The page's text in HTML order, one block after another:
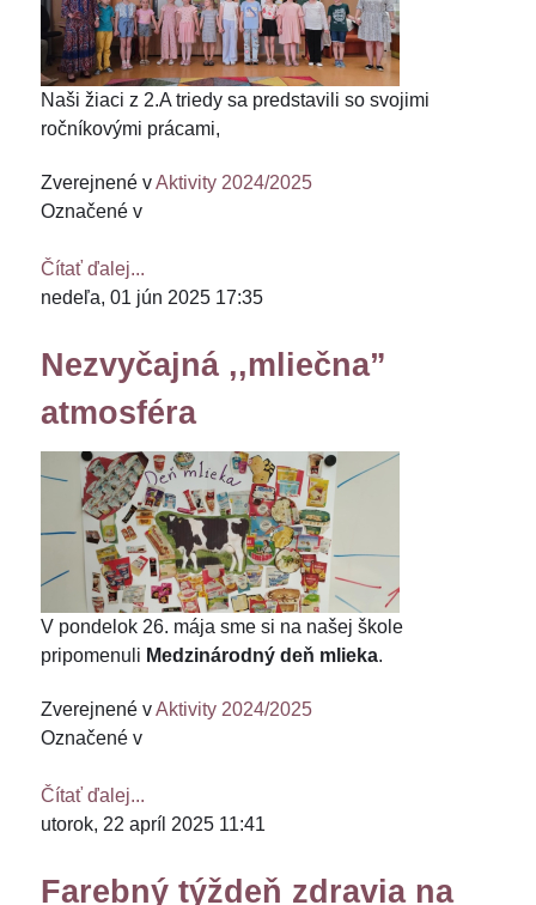
Naši žiaci z 2.A triedy sa predstavili so svojimi
ročníkovými prácami,
Zverejnené vAktivity 2024/2025
Označené v
Čítať ďalej...
nedeľa, 01 jún 2025 17:35
Nezvyčajná ,,mliečna”
atmosféra
V pondelok 26. mája sme si na našej škole
pripomenuli Medzinárodný deň mlieka.
Zverejnené vAktivity 2024/2025
Označené v
Čítať ďalej...
utorok, 22 apríl 2025 11:41
Farebný týždeň zdravia na